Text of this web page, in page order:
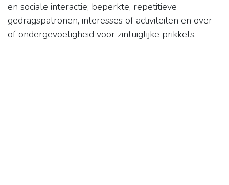
en sociale interactie; beperkte, repetitieve
gedragspatronen, interesses of activiteiten en over-
of ondergevoeligheid voor zintuiglijke prikkels.